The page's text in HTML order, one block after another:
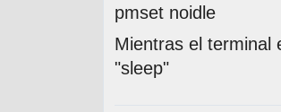
pmset noidle
Mientras el terminal
"sleep"